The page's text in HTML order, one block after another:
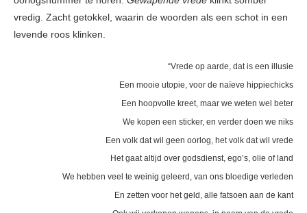
vredig. Zacht getokkel, waarin de woorden als een schot in een
levende roos klinken.
“Vrede op aarde, dat is een illusie
Een mooie utopie, voor de naïeve hippiechicks
Een hoopvolle kreet, maar we weten wel beter
We kopen een sticker, en verder doen we niks
Een volk dat wil geen oorlog, het volk dat wil vrede
Het gaat altijd over godsdienst, ego’s, olie of land
We hebben veel te weinig geleerd, van ons bloedige verleden
En zetten voor het geld, alle fatsoen aan de kant